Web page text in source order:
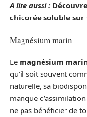
A lire aussi :
chicorée soluble
Magnésium marin
Le magnésium marin
qu’il soit souvent
naturelle, sa
manque
ne pas bénéficier de